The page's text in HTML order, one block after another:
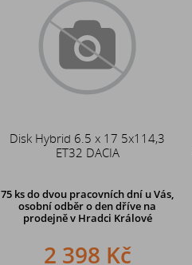
Disk Hybrid 6.5 x 17 5x114,3
ET32 DACIA
75 ksdo dvou pracovních dní u Vás,
osobní odběr o den dříve na
prodejně v Hradci Králové
2 398 Kč